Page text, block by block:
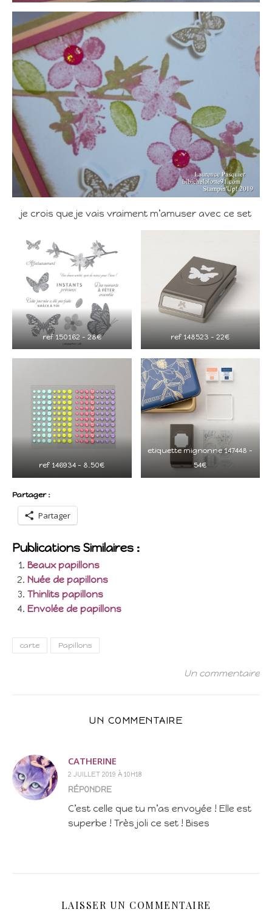
je crois que je vais vraiment m’amuser avec ce set
ref 150162 – 28€ ref 148523 – 22€
ref 146934 – 8.50€
etiquette mignonne 147448 –
54€
Partager :
Partager
Publications Similaires :
Beaux papillons
Nuée de papillons
Thinlits papillons
Envolée de papillons
carte Papillons
Un commentaire
UN COMMENTAIRE
CATHERINE
2 JUILLET 2019 À 10H18
RÉPONDRE
C’est celle que tu m’as envoyée ! Elle est
superbe ! Très joli ce set ! Bises
LAISSER UN COMMENTAIRE